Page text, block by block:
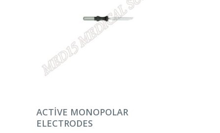
DEVAMINI OKU
ACTIVE MONOPOLAR
ELECTRODES